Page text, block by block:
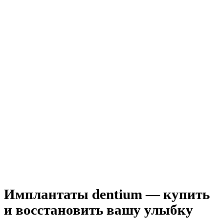
Имплантаты dentium — купить
и восстановить вашу улыбку